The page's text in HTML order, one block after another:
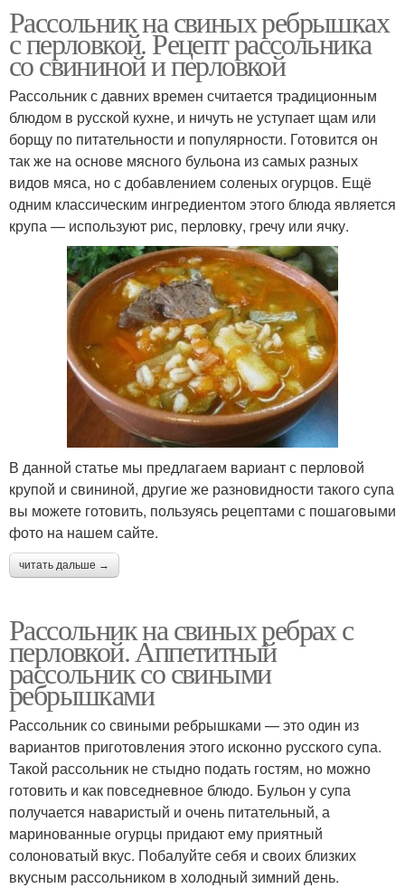
Рассольник на свиных ребрышках
с перловкой. Рецепт рассольника
со свининой и перловкой
Рассольник с давних времен считается традиционным
блюдом в русской кухне, и ничуть не уступает щам или
борщу по питательности и популярности. Готовится он
так же на основе мясного бульона из самых разных
видов мяса, но с добавлением соленых огурцов. Ещё
одним классическим ингредиентом этого блюда является
крупа — используют рис, перловку, гречу или ячку.
В данной статье мы предлагаем вариант с перловой
крупой и свининой, другие же разновидности такого супа
вы можете готовить, пользуясь рецептами с пошаговыми
фото на нашем сайте.
читать дальше →
Рассольник на свиных ребрах с
перловкой. Аппетитный
рассольник со свиными
ребрышками
Рассольник со свиными ребрышками — это один из
вариантов приготовления этого исконно русского супа.
Такой рассольник не стыдно подать гостям, но можно
готовить и как повседневное блюдо. Бульон у супа
получается наваристый и очень питательный, а
маринованные огурцы придают ему приятный
солоноватый вкус. Побалуйте себя и своих близких
вкусным рассольником в холодный зимний день.